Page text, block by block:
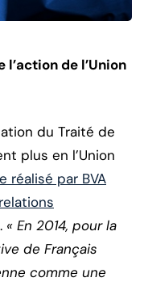
de l’Union
du Traité de
plus en l’Union
réalisé par BVA
« En 2014, pour la
de Français
comme une